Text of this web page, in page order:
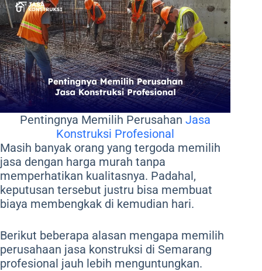
Pentingnya Memilih PerusahanJasa
Konstruksi Profesional
Masih banyak orang yang tergoda memilih
jasa dengan harga murah tanpa
memperhatikan kualitasnya. Padahal,
keputusan tersebut justru bisa membuat
biaya membengkak di kemudian hari.
Berikut beberapa alasan mengapa memilih
perusahaan jasa konstruksi di Semarang
profesional jauh lebih menguntungkan.